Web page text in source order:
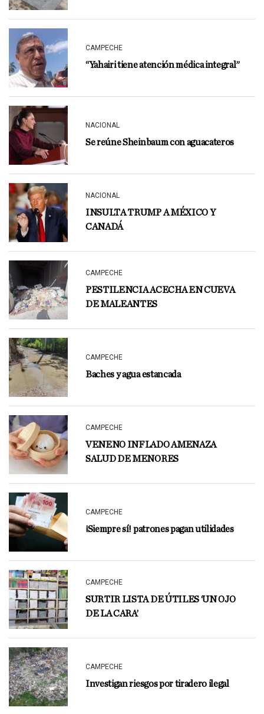
CAMPECHE
“Yahairi tiene atención médica integral”
NACIONAL
Se reúne Sheinbaum con aguacateros
NACIONAL
INSULTA TRUMP A MÉXICO Y
CANADÁ
CAMPECHE
PESTILENCIA ACECHA EN CUEVA
DE MALEANTES
CAMPECHE
Baches y agua estancada
CAMPECHE
VENENO INFLADO AMENAZA
SALUD DE MENORES
CAMPECHE
¡Siempre sí! patrones pagan utilidades
CAMPECHE
SURTIR LISTA DE ÚTILES ‘UN OJO
DE LA CARA’
CAMPECHE
Investigan riesgos por tiradero ilegal